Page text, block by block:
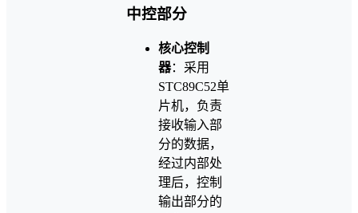
中控部分
核心控制
器：采用
STC89C52单
片机，负责
接收输入部
分的数据，
经过内部处
理后，控制
输出部分的